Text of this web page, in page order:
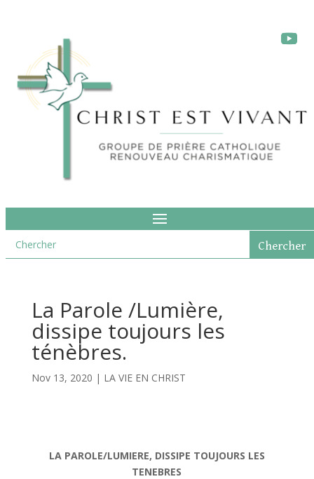
La Parole /Lumière,
dissipe toujours les
ténèbres.
Nov 13, 2020 | LA VIE EN CHRIST
LA PAROLE/LUMIERE, DISSIPE TOUJOURS LES
TENEBRES